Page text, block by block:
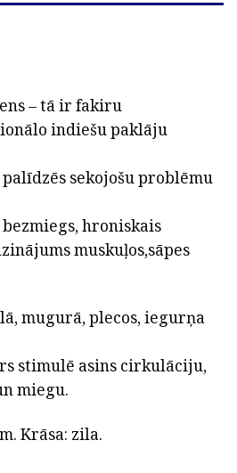
– tā ir fakiru
indiešu paklāju
sekojošu problēmu
bezmiegs, hroniskais
muskuļos,sāpes
mugurā, plecos, iegurņa
stimulē asins cirkulāciju,
miegu.
Krāsa: zila.